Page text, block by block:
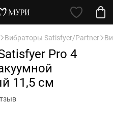
Вибраторы Satisfyer/Partner
Pro 4
11,5 см